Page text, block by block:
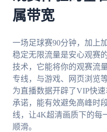
属带宽
一场足球赛90分钟，加上
稳定无限流量是安心观赛
技术，它能将你的观赛流
专线，与游戏、网页浏览
为直播数据开辟了VIP快
承诺，能有效避免高峰时
线，让4K超清画质下的每
顺滑。